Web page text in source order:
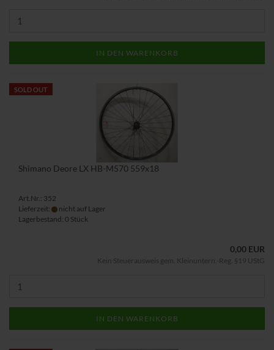
IN DEN WARENKORB
SOLD OUT
Shimano Deore LX HB-M570 559x18
Art.Nr.: 352
Lieferzeit:
nicht auf Lager
Lagerbestand: 0 Stück
0,00 EUR
Kein Steuerausweis gem. Kleinuntern.-Reg. §19 UStG
IN DEN WARENKORB